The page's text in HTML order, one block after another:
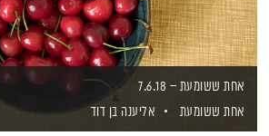
אחת ששומעת – 7.6.18
אחת ששומעת
אליענה בן דוד